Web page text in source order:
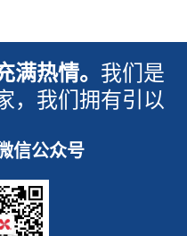
满热情。 我们是
，我们拥有引以
信公众号